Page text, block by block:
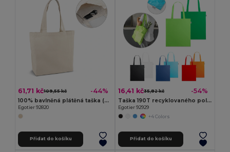
61,71 kč109,55 kč -44%
100% bavlněná plátěná taška (280 g/m²)
Egotier 92820
Přidat do košíku
16,41 kč35,82 kč -54%
Taška 190T recyklovaného polyesteru (100% rPET)
Egotier 92929
+4 Colors
Přidat do košíku